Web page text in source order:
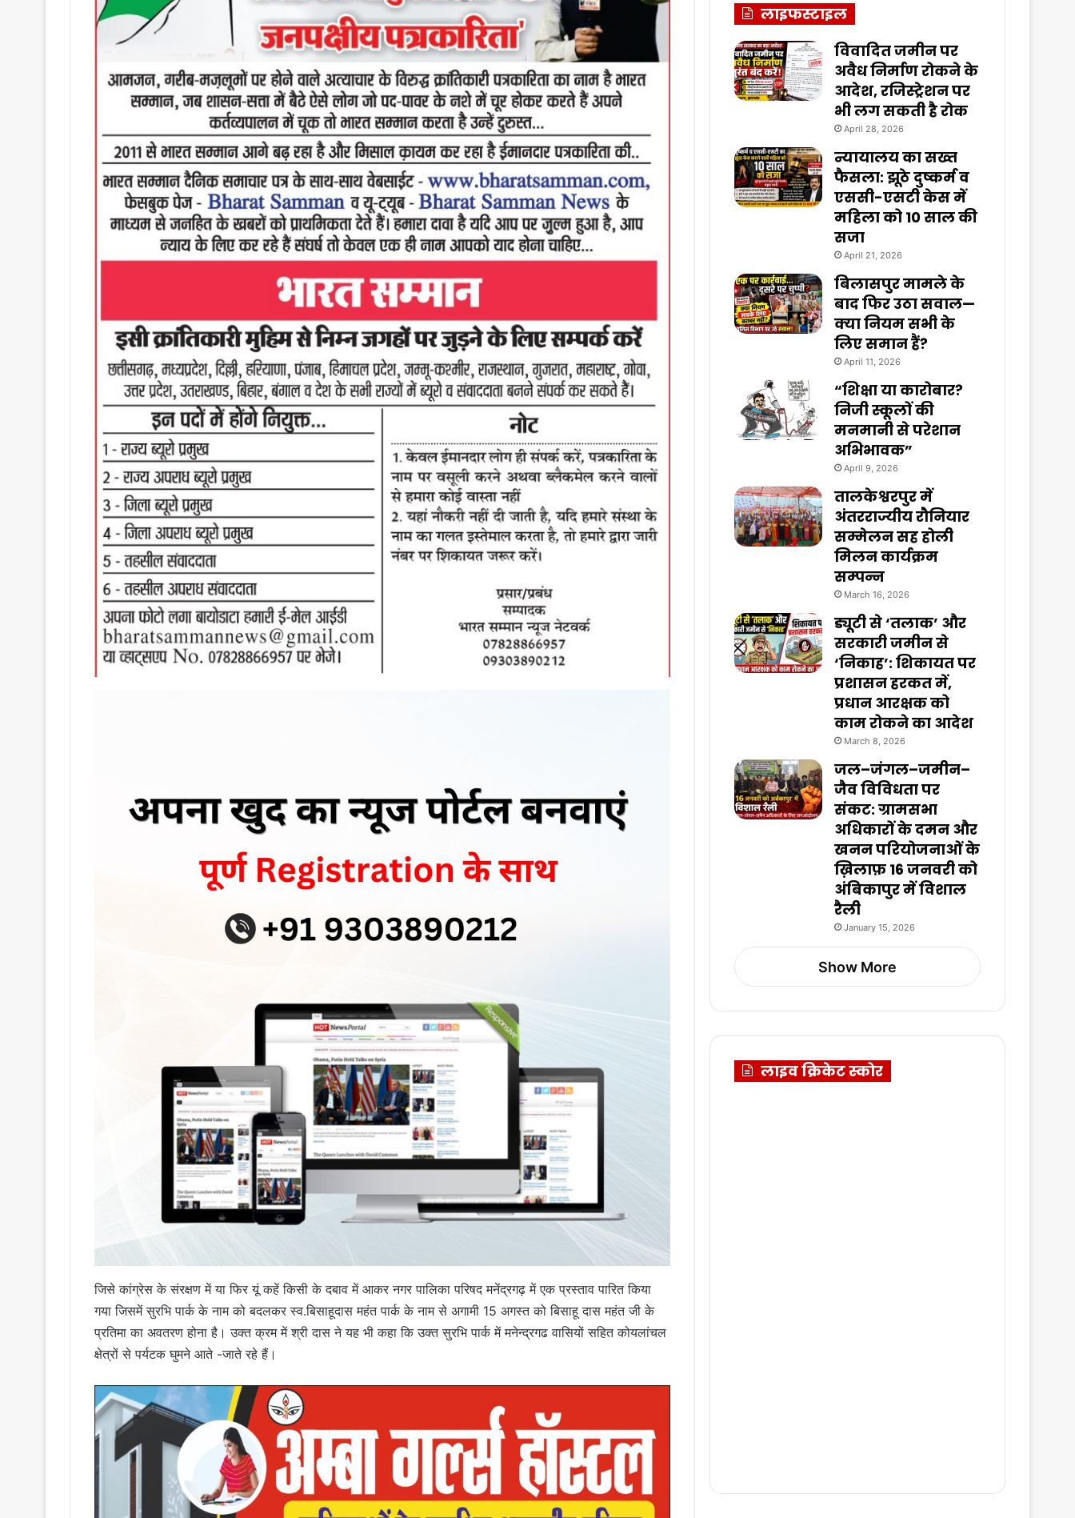
जिसे कांग्रेस के संरक्षण में या फिर यूं कहें किसी के दबाव में आकर नगर पालिका परिषद मनेंद्रगढ़ में एक प्रस्ताव पारित किया
गया जिसमें सुरभि पार्क के नाम को बदलकर स्व.बिसाहूदास महंत पार्क के नाम से अगामी 15 अगस्त को बिसाहू दास महंत जी के
प्रतिमा का अवतरण होना है। उक्त क्रम में श्री दास ने यह भी कहा कि उक्त सुरभि पार्क में मनेन्द्रगढ वासियों सहित कोयलांचल
क्षेत्रों से पर्यटक घुमने आते -जाते रहे हैं।
लाइफस्टाइल
विवादित जमीन पर
अवैध निर्माण रोकने के
आदेश, रजिस्ट्रेशन पर
भी लग सकती है रोक
April 28, 2026
न्यायालय का सख्त
फैसला: झूठे दुष्कर्म व
एससी-एसटी केस में
महिला को 10 साल की
सजा
April 21, 2026
बिलासपुर मामले के
बाद फिर उठा सवाल—
क्या नियम सभी के
लिए समान हैं?
April 11, 2026
“शिक्षा या कारोबार?
निजी स्कूलों की
मनमानी से परेशान
अभिभावक”
April 9, 2026
तालकेश्वरपुर में
अंतरराज्यीय रौनियार
सम्मेलन सह होली
मिलन कार्यक्रम
सम्पन्न
March 16, 2026
ड्यूटी से ‘तलाक’ और
सरकारी जमीन से
‘निकाह’: शिकायत पर
प्रशासन हरकत में,
प्रधान आरक्षक को
काम रोकने का आदेश
March 8, 2026
जल–जंगल–जमीन–
जैव विविधता पर
संकट: ग्रामसभा
अधिकारों के दमन और
खनन परियोजनाओं के
ख़िलाफ़ 16 जनवरी को
अंबिकापुर में विशाल
रैली
January 15, 2026
Show More
लाइव क्रिकेट स्कोर